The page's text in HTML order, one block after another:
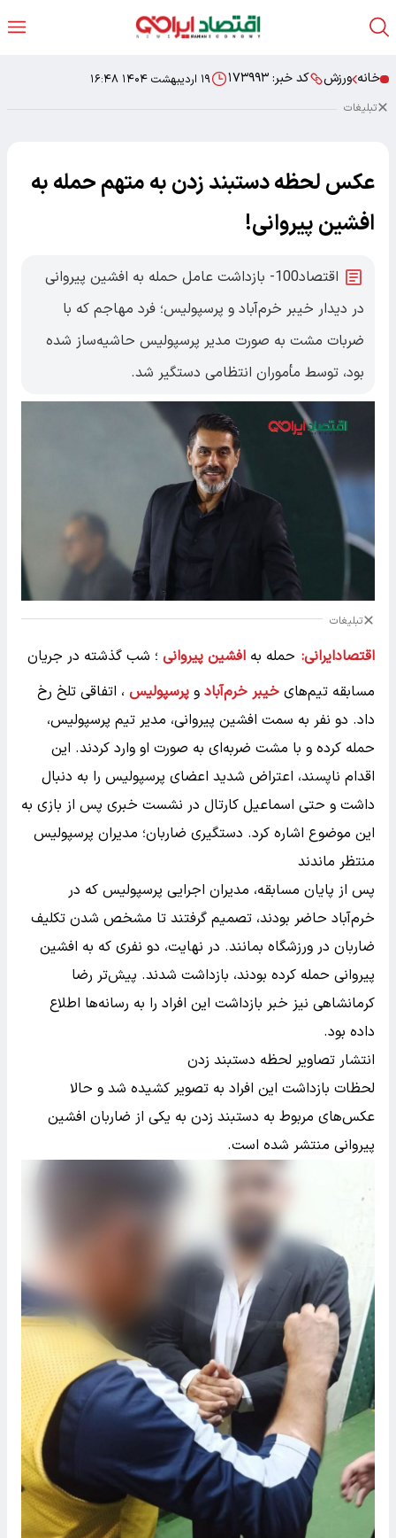
خانه ورزش کد خبر: ۱۷۳۹۹۳ ۱۹ اردیبهشت ۱۴۰۴ ۱۶:۴۸
تبلیغات
عکس لحظه دستبند زدن به متهم حمله به
افشین پیروانی!
اقتصاد100- بازداشت عامل حمله به افشین پیروانی
در دیدار خیبر خرم‌آباد و پرسپولیس؛ فرد مهاجم که با
ضربات مشت به صورت مدیر پرسپولیس حاشیه‌ساز شده
بود، توسط مأموران انتظامی دستگیر شد.
تبلیغات
اقتصادایرانی: حمله به افشین پیروانی ؛ شب گذشته در جریان
مسابقه تیم‌های خیبر خرم‌آباد و پرسپولیس ، اتفاقی تلخ رخ
داد. دو نفر به سمت افشین پیروانی، مدیر تیم پرسپولیس،
حمله کرده و با مشت ضربه‌ای به صورت او وارد کردند. این
اقدام ناپسند، اعتراض شدید اعضای پرسپولیس را به دنبال
داشت و حتی اسماعیل کارتال در نشست خبری پس از بازی به
این موضوع اشاره کرد. دستگیری ضاربان؛ مدیران پرسپولیس
منتظر ماندند
پس از پایان مسابقه، مدیران اجرایی پرسپولیس که در
خرم‌آباد حاضر بودند، تصمیم گرفتند تا مشخص شدن تکلیف
ضاربان در ورزشگاه بمانند. در نهایت، دو نفری که به افشین
پیروانی حمله کرده بودند، بازداشت شدند. پیش‌تر رضا
کرمانشاهی نیز خبر بازداشت این افراد را به رسانه‌ها اطلاع
داده بود.
انتشار تصاویر لحظه دستبند زدن
لحظات بازداشت این افراد به تصویر کشیده شد و حالا
عکس‌های مربوط به دستبند زدن به یکی از ضاربان افشین
پیروانی منتشر شده است.